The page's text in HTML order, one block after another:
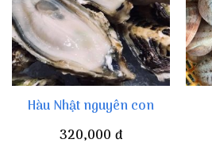
Hàu Nhật nguyên con
320,000 đ